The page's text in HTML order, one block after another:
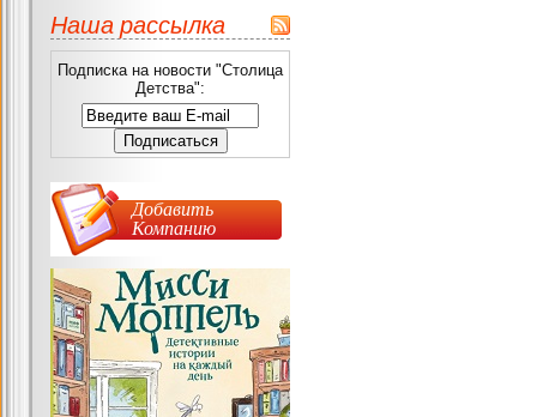
Наша рассылка
Подписка на новости "Столица
Детства":
Добавить
Компанию